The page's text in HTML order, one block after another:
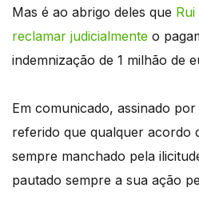
Mas é ao abrigo deles que
reclamar judicialmente o
indemnização de 1 milhão de
Em comunicado, assinado
referido que qualquer acordo
sempre manchado pela
pautado sempre a sua ação